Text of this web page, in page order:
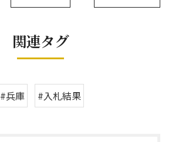
関連タグ
#兵庫 #入札結果